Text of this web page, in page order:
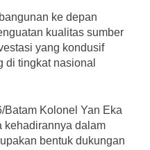
ke depan
kualitas sumber
yang kondusif
di tingkat nasional
Batam Kolonel Yan Eka
kehadirannya dalam
bentuk dukungan